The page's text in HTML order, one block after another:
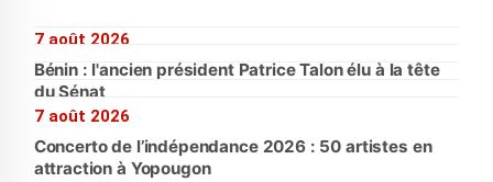
7 août 2026
Bénin : l'ancien président Patrice Talon élu à la tête
du Sénat
7 août 2026
Concerto de l’indépendance 2026 : 50 artistes en
attraction à Yopougon